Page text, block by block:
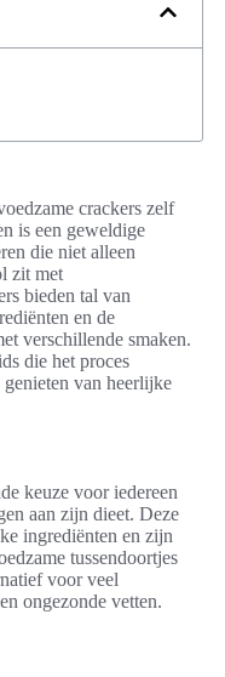
crackers zelf
is een geweldige
die niet alleen
zit met
bieden tal van
en de
verschillende smaken.
die het proces
van heerlijke
keuze voor iedereen
aan zijn dieet. Deze
ingrediënten en zijn
tussendoortjes
voor veel
ongezonde vetten.